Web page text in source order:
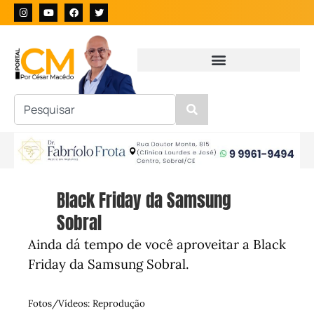
Black Friday da Samsung
Sobral
Ainda dá tempo de você aproveitar a Black
Friday da Samsung Sobral.
Fotos/Vídeos: Reprodução